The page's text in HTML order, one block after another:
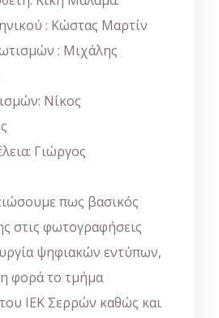
: Κώστας Μαρτίν
: Μιχάλης
Νίκος
Γιώργος
πως βασικός
στις φωτογραφήσεις
ψηφιακών εντύπων,
φορά το τμήμα
ΙΕΚ Σερρών καθώς και